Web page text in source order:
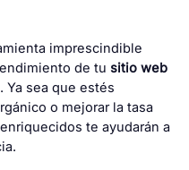
imprescindible
de tu sitio web
Ya sea que estés
o mejorar la tasa
te ayudarán a